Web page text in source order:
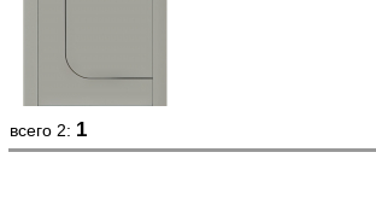
всего 2: 1